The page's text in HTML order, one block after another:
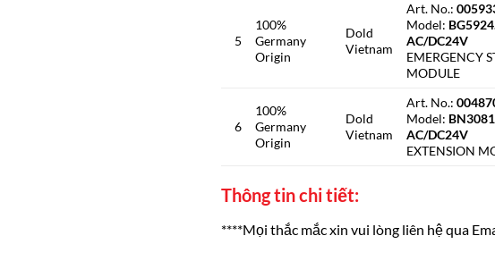
5
100%
Germany
Origin
Dold
Vietnam
Art. No.:
Model:
AC/DC24V
EMERGENCY
MODULE
6
100%
Germany
Origin
Dold
Vietnam
Art. No.:
Model:
AC/DC24V
EXTENSION
Thông tin chi tiết:
****Mọi thắc mắc xin vui lòng liên hệ qua